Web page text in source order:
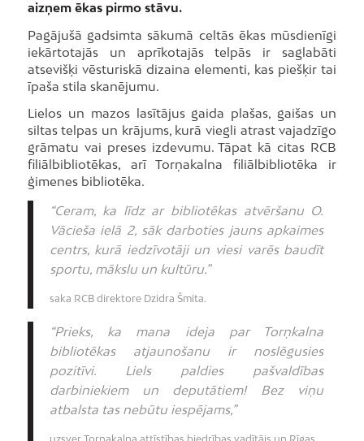
aizņem ēkas pirmo stāvu.
Pagājušā gadsimta sākumā celtās ēkas mūsdienīgi
iekārtotajās un aprīkotajās telpās ir saglabāti
atsevišķi vēsturiskā dizaina elementi, kas piešķir tai
īpaša stila skanējumu.
Lielos un mazos lasītājus gaida plašas, gaišas un
siltas telpas un krājums, kurā viegli atrast vajadzīgo
grāmatu vai preses izdevumu. Tāpat kā citas RCB
filiālbibliotēkas, arī Torņakalna filiālbibliotēka ir
ģimenes bibliotēka.
“Ceram, ka līdz ar bibliotēkas atvēršanu O.
Vācieša ielā 2, sāk darboties jauns apkaimes
centrs, kurā iedzīvotāji un viesi varēs baudīt
sportu, mākslu un kultūru.”
saka RCB direktore Dzidra Šmita.
“Prieks, ka mana ideja par Torņkalna
bibliotēkas atjaunošanu ir noslēgusies
pozitīvi. Liels paldies pašvaldības
darbiniekiem un deputātiem! Bez viņu
atbalsta tas nebūtu iespējams,”